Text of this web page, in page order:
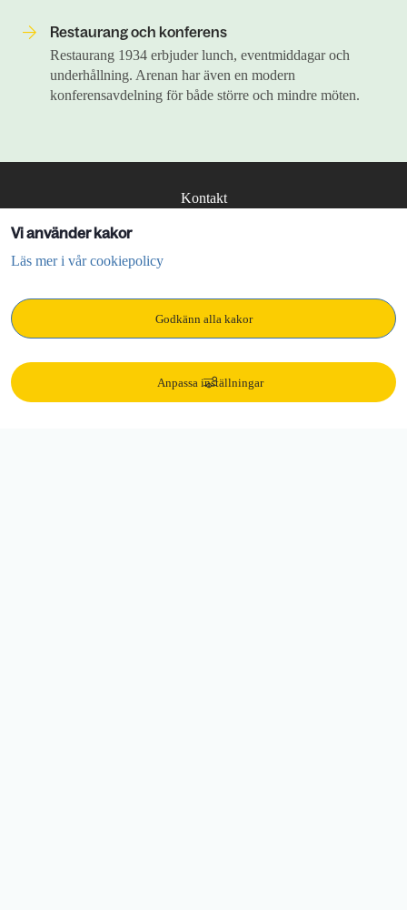
Vi använder kakor
Läs mer i vår cookiepolicy
Godkänn alla kakor
Anpassa inställningar
Restaurang och konferens
Restaurang 1934 erbjuder lunch, eventmiddagar och
underhållning. Arenan har även en modern
konferensavdelning för både större och mindre möten.
Kontakt